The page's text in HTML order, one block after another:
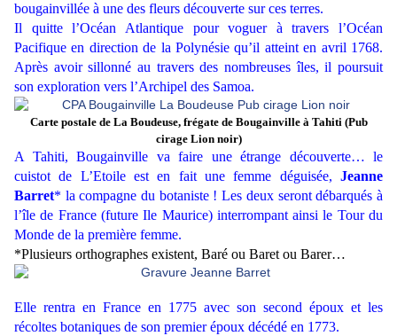
bougainvillée à une des fleurs découverte sur ces terres.
Il quitte l’Océan Atlantique pour voguer à travers l’Océan
Pacifique en direction de la Polynésie qu’il atteint en avril 1768.
Après avoir sillonné au travers des nombreuses îles, il poursuit
son exploration vers l’Archipel des Samoa.
Carte postale de La Boudeuse, frégate de Bougainville à Tahiti (Pub
cirage Lion noir)
A Tahiti, Bougainville va faire une étrange découverte… le
cuistot de L’Etoile est en fait une femme déguisée, Jeanne
Barret* la compagne du botaniste ! Les deux seront débarqués à
l’île de France (future Ile Maurice) interrompant ainsi le Tour du
Monde de la première femme.
*Plusieurs orthographes existent, Baré ou Baret ou Barer…
Elle rentra en France en 1775 avec son second époux et les
récoltes botaniques de son premier époux décédé en 1773.